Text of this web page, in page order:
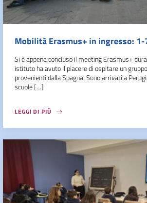
Mobilità Erasmus+ in ingresso:
Si è appena concluso il meeting Erasmus+
istituto ha avuto il piacere di ospitare un
provenienti dalla Spagna. Sono arrivati a
scuole […]
LEGGI DI PIÙ